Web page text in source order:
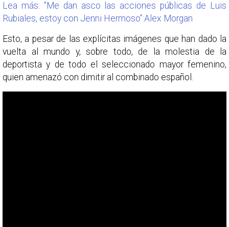
Lea más: "Me dan asco las acciones públicas de Luis
Rubiales, estoy con Jenni Hermoso”:Alex Morgan
Esto, a pesar de las explícitas imágenes que han dado la
vuelta al mundo y, sobre todo, de la molestia de la
deportista y de todo el seleccionado mayor femenino,
quien amenazó con dimitir al combinado español.